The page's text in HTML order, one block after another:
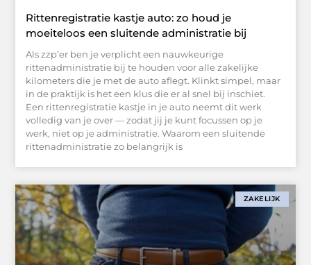
Rittenregistratie kastje auto: zo houd je
moeiteloos een sluitende administratie bij
Als zzp’er ben je verplicht een nauwkeurige
rittenadministratie bij te houden voor alle zakelijke
kilometers die je met de auto aflegt. Klinkt simpel, maar
in de praktijk is het een klus die er al snel bij inschiet.
Een rittenregistratie kastje in je auto neemt dit werk
volledig van je over — zodat jij je kunt focussen op je
werk, niet op je administratie. Waarom een sluitende
rittenadministratie zo belangrijk is
ZAKELIJK